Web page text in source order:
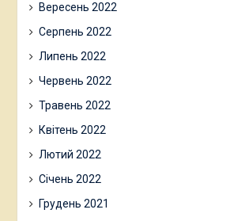
Вересень 2022
Серпень 2022
Липень 2022
Червень 2022
Травень 2022
Квітень 2022
Лютий 2022
Січень 2022
Грудень 2021